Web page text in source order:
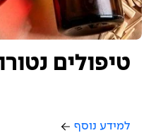
טיפולים
למידע נוסף